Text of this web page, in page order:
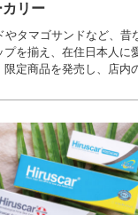
リー
やタマゴサンドなど、昔
プを揃え、在住日本人に
限定商品を発売し、店内